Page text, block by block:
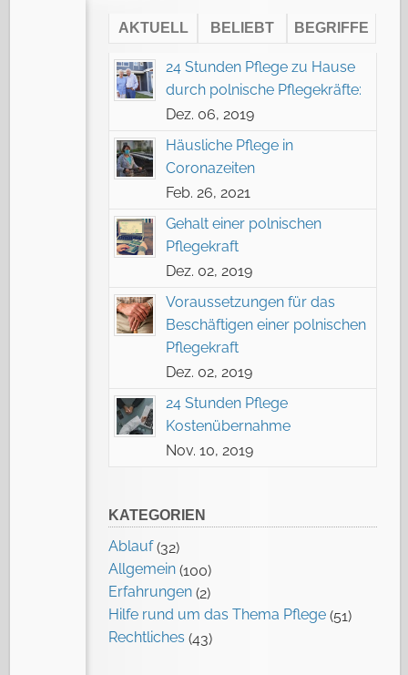
AKTUELL BELIEBT BEGRIFFE
24 Stunden Pflege zu Hause
durch polnische Pflegekräfte:
Dez. 06, 2019
Häusliche Pflege in
Coronazeiten
Feb. 26, 2021
Gehalt einer polnischen
Pflegekraft
Dez. 02, 2019
Voraussetzungen für das
Beschäftigen einer polnischen
Pflegekraft
Dez. 02, 2019
24 Stunden Pflege
Kostenübernahme
Nov. 10, 2019
KATEGORIEN
Ablauf(32)
Allgemein (100)
Erfahrungen (2)
Hilfe rund um das Thema Pflege (51)
Rechtliches (43)